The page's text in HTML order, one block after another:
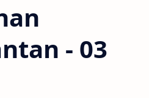
- 03